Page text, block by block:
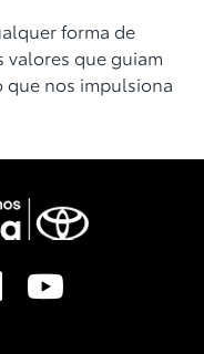
forma de
valores que guiam
que nos impulsiona